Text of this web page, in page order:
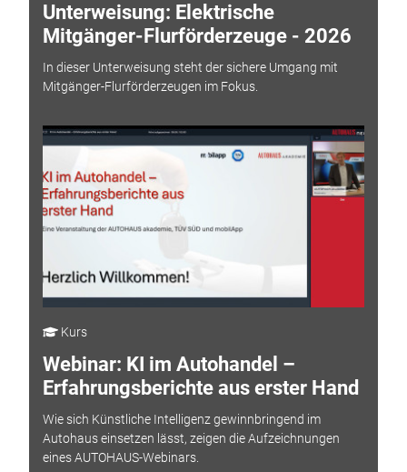
Unterweisung: Elektrische
Mitgänger-Flurförderzeuge - 2026
In dieser Unterweisung steht der sichere Umgang mit
Mitgänger-Flurförderzeugen im Fokus.
Kurs
Webinar: KI im Autohandel –
Erfahrungsberichte aus erster Hand
Wie sich Künstliche Intelligenz gewinnbringend im
Autohaus einsetzen lässt, zeigen die Aufzeichnungen
eines AUTOHAUS-Webinars.